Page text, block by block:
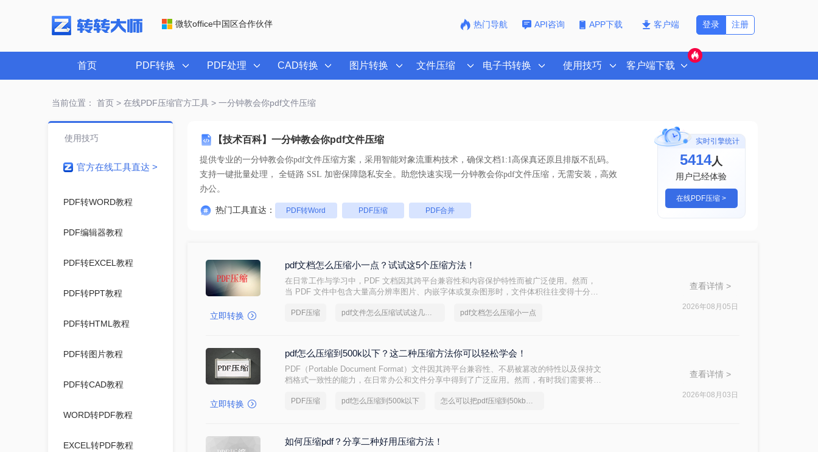
微软office中国区合作伙伴 热门导航 API咨询 APP下载 客户端 注册
登录
首页 PDF转换 PDF处理 CAD转换 图片转换 文件压缩 电子书转换 使用技巧 客户端下载
当前位置： 首页> 在线PDF压缩官方工具> 一分钟教会你pdf文件压缩
【技术百科】一分钟教会你pdf文件压缩
提供专业的一分钟教会你pdf文件压缩方案，采用智能对象流重构技术，确保文档1:1高保真还原且排版不乱码。
支持一键批量处理， 全链路 SSL 加密保障隐私安全。助您快速实现一分钟教会你pdf文件压缩，无需安装，高效
办公。
热门工具直达： PDF转Word PDF压缩 PDF合并
实时引擎统计
5414人
用户已经体验
在线PDF压缩 >
使用技巧
官方在线工具直达 >
PDF转WORD教程
PDF编辑器教程
PDF转EXCEL教程
PDF转PPT教程
PDF转HTML教程
PDF转图片教程
PDF转CAD教程
WORD转PDF教程
EXCEL转PDF教程
立即转换
pdf文档怎么压缩小一点？试试这5个压缩方法！
在日常工作与学习中，PDF 文档因其跨平台兼容性和内容保护特性而被广泛使用。然而，
当 PDF 文件中包含大量高分辨率图片、内嵌字体或复杂图形时，文件体积往往变得十分庞
PDF 文档怎么压缩小一点呢？本文从压缩效果、操作难度、处理速度、隐私安全四个维
PDF压缩 pdf文件怎么压缩试试这几个方法 pdf文档怎么压缩小一点
查看详情 >
2026年08月05日
立即转换
pdf怎么压缩到500k以下？这二种压缩方法你可以轻松学会！
PDF（Portable Document Format）文件因其跨平台兼容性、不易被篡改的特性以及保持文
档格式一致性的能力，在日常办公和文件分享中得到了广泛应用。然而，有时我们需要将
本文将介绍两种将PDF文件压缩到500K以下的方法。
PDF压缩 pdf怎么压缩到500k以下 怎么可以把pdf压缩到50kb以下
查看详情 >
2026年08月03日
如何压缩pdf？分享二种好用压缩方法！